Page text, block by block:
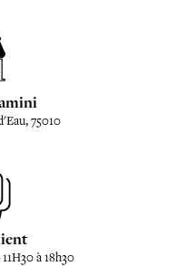
75010
à 18h30